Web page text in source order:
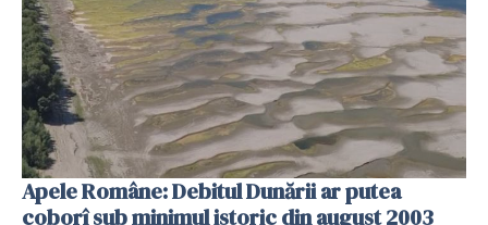
Apele Române: Debitul Dunării ar putea
coborî sub minimul istoric din august 2003